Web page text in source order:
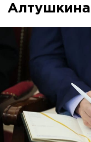
Алтушкина